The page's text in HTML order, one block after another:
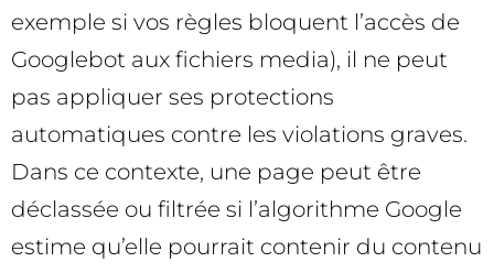
exemple si vos règles bloquent l’accès de
Googlebot aux fichiers media), il ne peut
pas appliquer ses protections
automatiques contre les violations graves.
Dans ce contexte, une page peut être
déclassée ou filtrée si l’algorithme Google
estime qu’elle pourrait contenir du contenu